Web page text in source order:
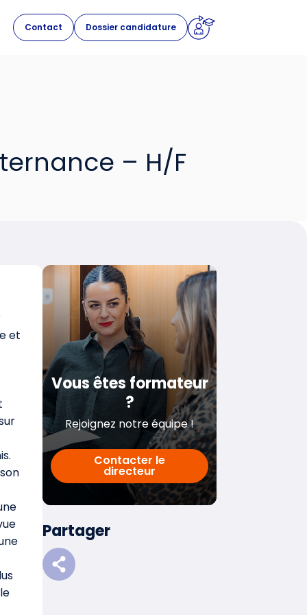
Contact Dossier candidature
– H/F
et
Vous êtes formateur
?
Rejoignez notre équipe !
Contacter le
directeur
Partager